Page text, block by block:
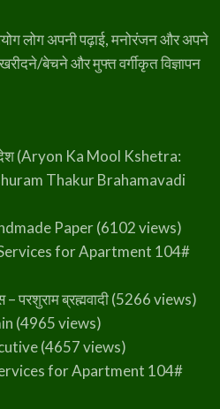
लोग अपनी पढ़ाई, मनोरंजन और अपने
बेचने और मुफ्त वर्गीकृत विज्ञापन
(Aryon Ka Mool Kshetra:
Thakur Brahamavadi
Paper(6102 views)
for Apartment 104#
परशुराम ब्रह्मवादी(5266 views)
(4965 views)
(4657 views)
for Apartment 104#